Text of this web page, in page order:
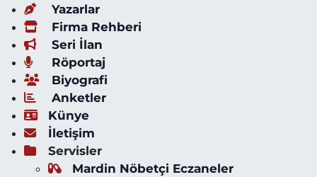
Yazarlar
Firma Rehberi
Seri İlan
Röportaj
Biyografi
Anketler
Künye
İletişim
Servisler
Mardin Nöbetçi Eczaneler